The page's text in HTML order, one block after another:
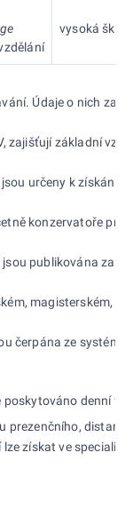
vysoká
Údaje o nich
zajišťují základní
jsou určeny k
konzervatoře pro
publikována za
magisterském,
čerpána ze
poskytováno denní
prezenčního,
získat ve